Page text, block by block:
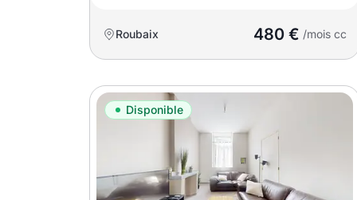
Roubaix 480 € /mois cc
Disponible